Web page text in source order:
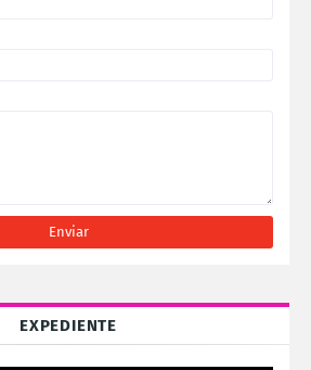
EXPEDIENTE